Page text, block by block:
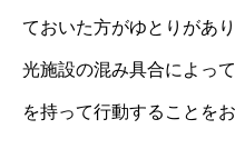
ておいた方がゆとりがあ
光施設の混み具合によっ
を持って行動することを